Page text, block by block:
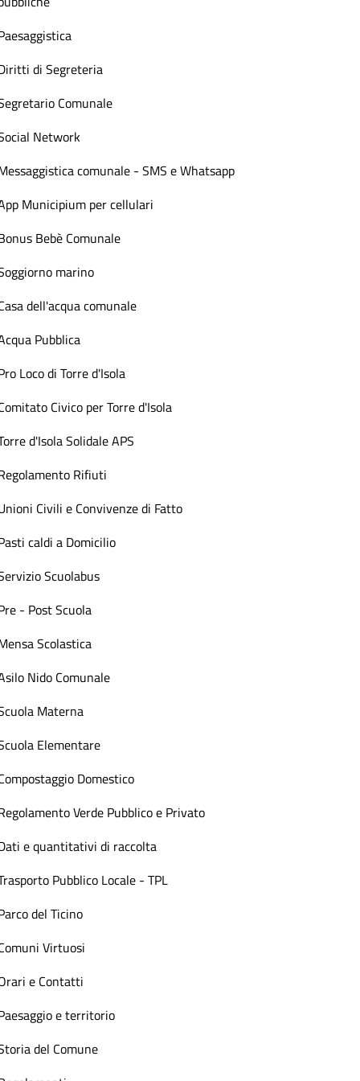
di Segreteria
Comunale
Network
comunale - SMS e Whatsapp
Municipium per cellulari
Bebè Comunale
marino
dell'acqua comunale
Pubblica
Loco di Torre d'Isola
Civico per Torre d'Isola
d'Isola Solidale APS
Rifiuti
Civili e Convivenze di Fatto
caldi a Domicilio
Scuolabus
- Post Scuola
Scolastica
Nido Comunale
Materna
Elementare
Domestico
Verde Pubblico e Privato
e quantitativi di raccolta
Pubblico Locale - TPL
del Ticino
Virtuosi
e Contatti
e territorio
del Comune